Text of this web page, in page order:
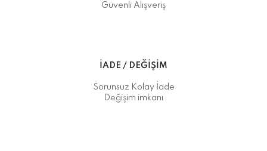
Güvenli Alışveriş
İADE / DEĞİŞİM
Sorunsuz Kolay İade
Değişim imkanı